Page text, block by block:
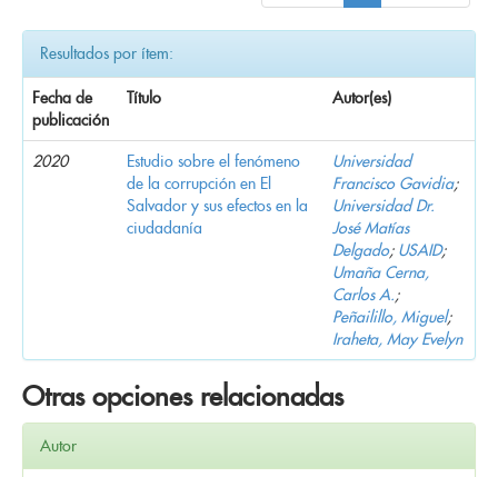
Resultados por ítem:
Fecha de
publicación
Título Autor(es)
2020
Estudio sobre el fenómeno
de la corrupción en El
Salvador y sus efectos en la
ciudadanía
Universidad
Francisco Gavidia;
Universidad Dr.
José Matías
Delgado; USAID;
Umaña Cerna,
Carlos A.;
Peñailillo, Miguel;
Iraheta, May Evelyn
Otras opciones relacionadas
Autor